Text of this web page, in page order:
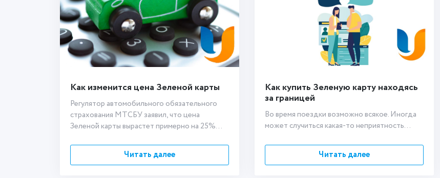
Как изменится цена Зеленой карты
Регулятор автомобильного обязательного
страхования МТСБУ заявил, что цена
Зеленой карты вырастет примерно на 25%...
Читать далее
Как купить Зеленую карту находясь
за границей
Во время поездки возможно всякое. Иногда
может случиться какая-то неприятность...
Читать далее